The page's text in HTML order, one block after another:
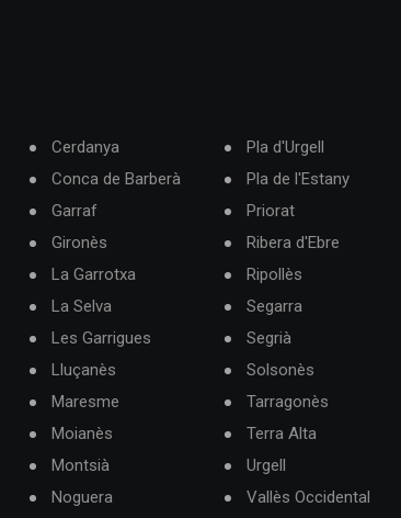
Cerdanya
Conca de Barberà
Garraf
Gironès
La Garrotxa
La Selva
Les Garrigues
Lluçanès
Maresme
Moianès
Montsià
Noguera
Pla d'Urgell
Pla de l'Estany
Priorat
Ribera d'Ebre
Ripollès
Segarra
Segrià
Solsonès
Tarragonès
Terra Alta
Urgell
Vallès Occidental